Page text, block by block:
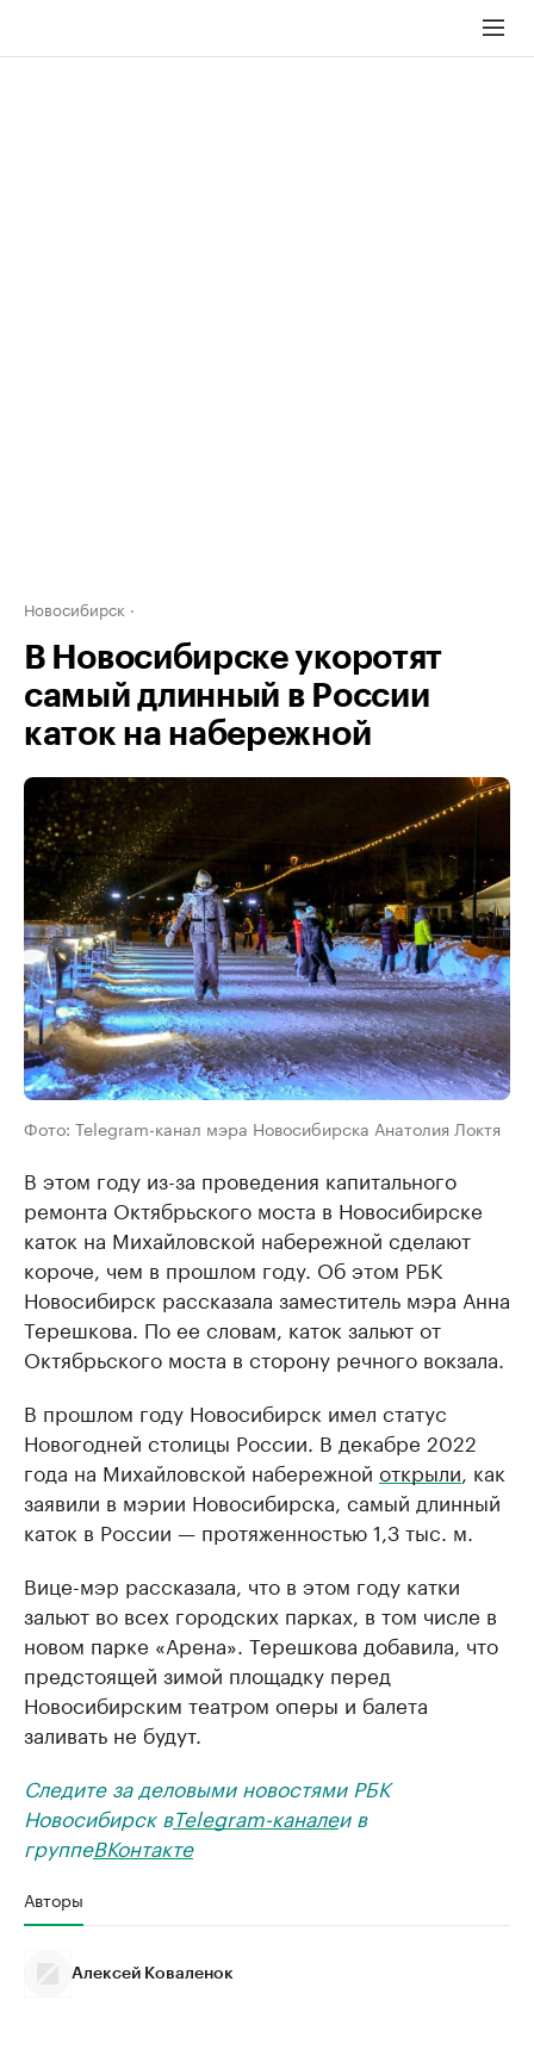
Новосибирск
В Новосибирске укоротят
самый длинный в России
каток на набережной
Фото: Telegram-канал мэра Новосибирска Анатолия Локтя
В этом году из-за проведения капитального
ремонта Октябрьского моста в Новосибирске
каток на Михайловской набережной сделают
короче, чем в прошлом году. Об этом РБК
Новосибирск рассказала заместитель мэра Анна
Терешкова. По ее словам, каток зальют от
Октябрьского моста в сторону речного вокзала.
В прошлом году Новосибирск имел статус
Новогодней столицы России. В декабре 2022
года на Михайловской набережной открыли, как
заявили в мэрии Новосибирска, самый длинный
каток в России — протяженностью 1,3 тыс. м.
Вице-мэр рассказала, что в этом году катки
зальют во всех городских парках, в том числе в
новом парке «Арена». Терешкова добавила, что
предстоящей зимой площадку перед
Новосибирским театром оперы и балета
заливать не будут.
Следите за деловыми новостями РБК
Новосибирск вTelegram-каналеи в
группеВКонтакте
Авторы
Алексей Коваленок